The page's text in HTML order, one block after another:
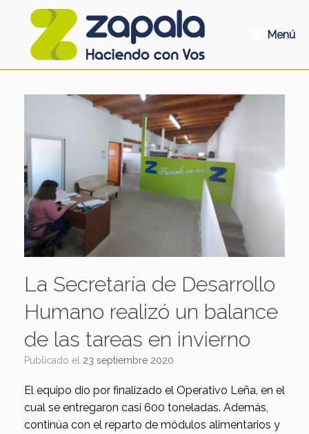
Menú
La Secretaría de Desarrollo
Humano realizó un balance
de las tareas en invierno
Publicado el 23 septiembre 2020
El equipo dio por finalizado el Operativo Leña, en el
cual se entregaron casi 600 toneladas. Además,
continúa con el reparto de módulos alimentarios y